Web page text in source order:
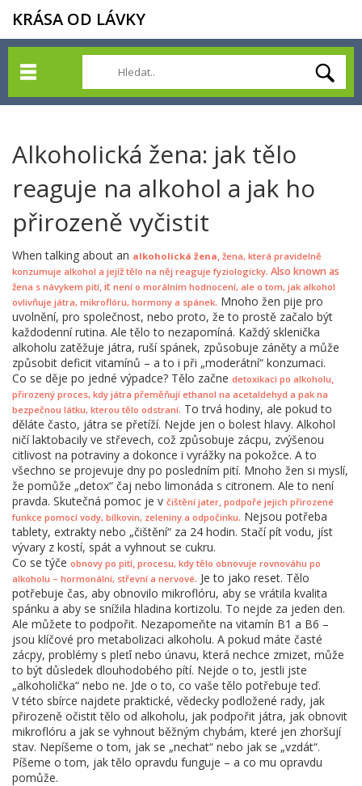
KRÁSA OD LÁVKY
Alkoholická žena: jak tělo
reaguje na alkohol a jak ho
přirozeně vyčistit
When talking about an alkoholická žena, žena, která pravidelně
konzumuje alkohol a jejíž tělo na něj reaguje fyziologicky. Also known as
žena s návykem pití, it není o morálním hodnocení, ale o tom, jak alkohol
ovlivňuje játra, mikroflóru, hormony a spánek. Mnoho žen pije pro
uvolnění, pro společnost, nebo proto, že to prostě začalo být
každodenní rutina. Ale tělo to nezapomíná. Každý sklenička
alkoholu zatěžuje játra, ruší spánek, způsobuje záněty a může
způsobit deficit vitamínů – a to i při „moderátní“ konzumaci.
Co se děje po jedné výpadce? Tělo začne detoxikaci po alkoholu,
přirozený proces, kdy játra přeměňují ethanol na acetaldehyd a pak na
bezpečnou látku, kterou tělo odstraní. To trvá hodiny, ale pokud to
děláte často, játra se přetíží. Nejde jen o bolest hlavy. Alkohol
ničí laktobacily ve střevech, což způsobuje zácpu, zvýšenou
citlivost na potraviny a dokonce i vyrážky na pokožce. A to
všechno se projevuje dny po posledním pití. Mnoho žen si myslí,
že pomůže „detox“ čaj nebo limonáda s citronem. Ale to není
pravda. Skutečná pomoc je v čištění jater, podpoře jejich přirozené
funkce pomocí vody, bílkovin, zeleniny a odpočinku. Nejsou potřeba
tablety, extrakty nebo „čištění“ za 24 hodin. Stačí pít vodu, jíst
vývary z kostí, spát a vyhnout se cukru.
Co se týče obnovy po pití, procesu, kdy tělo obnovuje rovnováhu po
alkoholu – hormonální, střevní a nervové. Je to jako reset. Tělo
potřebuje čas, aby obnovilo mikroflóru, aby se vrátila kvalita
spánku a aby se snížila hladina kortizolu. To nejde za jeden den.
Ale můžete to podpořit. Nezapomeňte na vitamín B1 a B6 –
jsou klíčové pro metabolizaci alkoholu. A pokud máte časté
zácpy, problémy s pleťí nebo únavu, která nechce zmizet, může
to být důsledek dlouhodobého pítí. Nejde o to, jestli jste
„alkoholička“ nebo ne. Jde o to, co vaše tělo potřebuje teď.
V této sbírce najdete praktické, vědecky podložené rady, jak
přirozeně očistit tělo od alkoholu, jak podpořit játra, jak obnovit
mikroflóru a jak se vyhnout běžným chybám, které jen zhoršují
stav. Nepíšeme o tom, jak se „nechat“ nebo jak se „vzdát“.
Píšeme o tom, jak tělo opravdu funguje – a co mu opravdu
pomůže.